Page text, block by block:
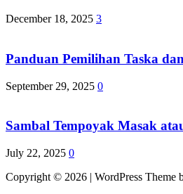
December 18, 2025 3
Panduan Pemilihan Taska
September 29, 2025 0
Sambal Tempoyak Masak
July 22, 2025 0
Copyright © 2026 | WordPress Theme